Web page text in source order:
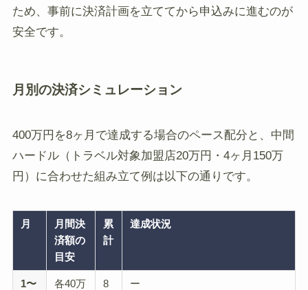
ため、事前に決済計画を立ててから申込みに進むのが
安全です。
月別の決済シミュレーション
400万円を8ヶ月で達成する場合のペース配分と、中間
ハードル（トラベル対象加盟店20万円・4ヶ月150万
円）に合わせた組み立て例は以下の通りです。
月
月間決
済額の
目安
累
計
達成状況
1〜
各40万
8
ー